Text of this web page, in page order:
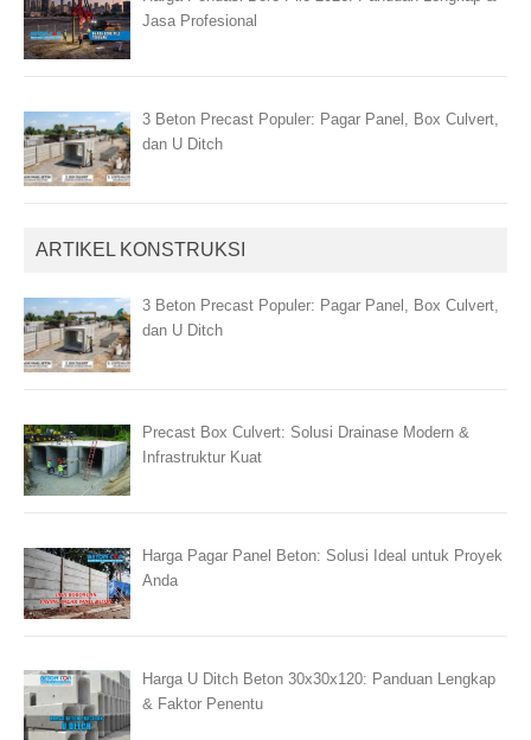
Jasa Profesional
3 Beton Precast Populer: Pagar Panel, Box Culvert,
dan U Ditch
ARTIKEL KONSTRUKSI
3 Beton Precast Populer: Pagar Panel, Box Culvert,
dan U Ditch
Precast Box Culvert: Solusi Drainase Modern &
Infrastruktur Kuat
Harga Pagar Panel Beton: Solusi Ideal untuk Proyek
Anda
Harga U Ditch Beton 30x30x120: Panduan Lengkap
& Faktor Penentu